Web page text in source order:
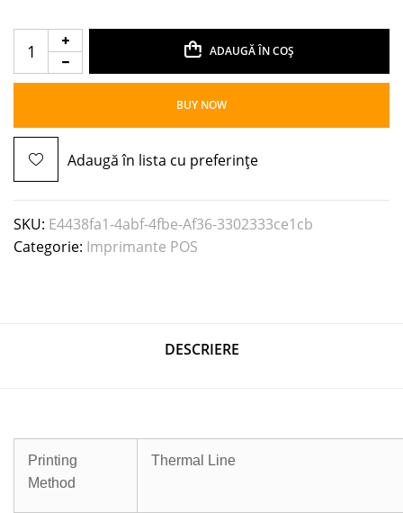
ADAUGĂ ÎN COȘ
BUY NOW
Adaugă în lista cu preferințe
SKU: E4438fa1-4abf-4fbe-Af36-3302333ce1cb
Categorie: Imprimante POS
DESCRIERE
Printing
Method
Thermal Line